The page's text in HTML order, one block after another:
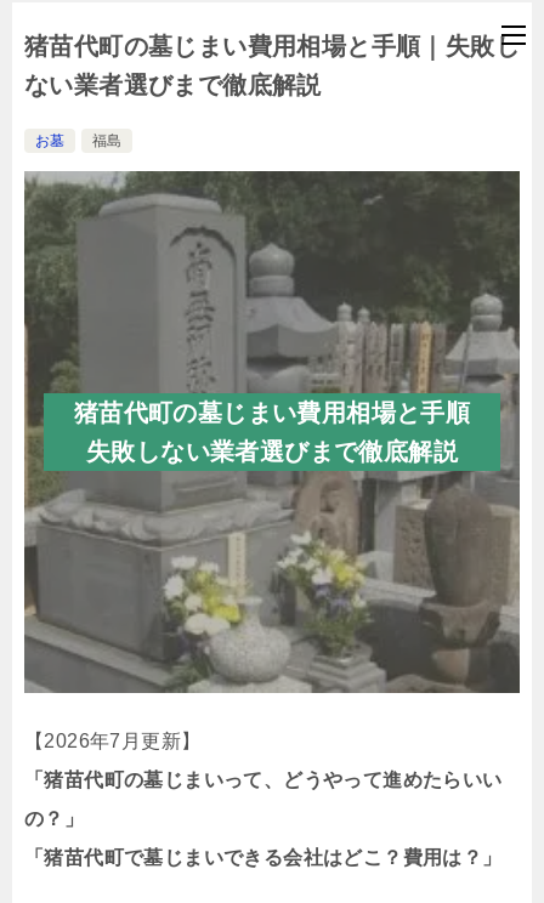
猪苗代町の墓じまい費用相場と手順｜失敗し
ない業者選びまで徹底解説
お墓 福島
猪苗代町の墓じまい費用相場と手順
失敗しない業者選びまで徹底解説
【2026年7月更新】
「猪苗代町の墓じまいって、どうやって進めたらいい
の？」
「猪苗代町で墓じまいできる会社はどこ？費用は？」